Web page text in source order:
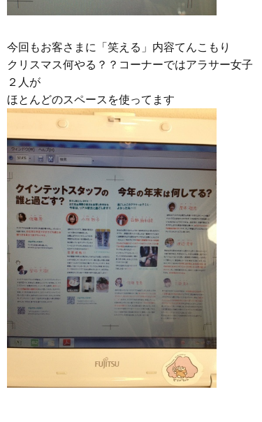
今回もお客さまに「笑える」内容てんこもり
クリスマス何やる？？コーナーではアラサー女子
２人が
ほとんどのスペースを使ってます